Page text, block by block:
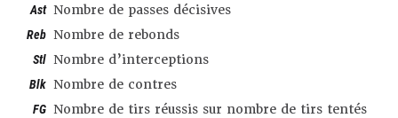
Ast Nombre de passes décisives
Reb Nombre de rebonds
Stl Nombre d’interceptions
Blk Nombre de contres
FG Nombre de tirs réussis sur nombre de tirs tentés